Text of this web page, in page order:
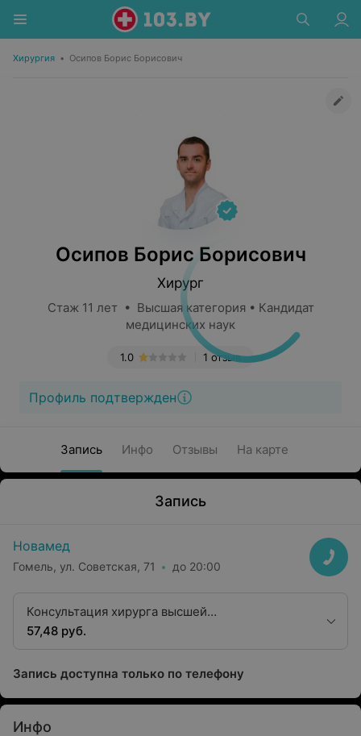
Хирургия • Осипов Борис Борисович
Осипов Борис Борисович
Хирург
Стаж 11 лет • Высшая категория • Кандидат
медицинских наук
1 отзыв
1.0
Профиль подтвержден
Запись Инфо Отзывы На карте
Запись
Новамед
Гомель, ул. Советская, 71 до 20:00
Консультация хирурга высшей
квалификационной категории, к.м.н.
57,48 руб.
Запись доступна только по телефону
Инфо